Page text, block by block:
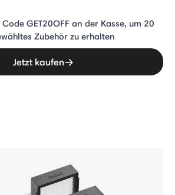
GET20OFF an der Kasse, um 20
Zubehör zu erhalten
Jetzt kaufen